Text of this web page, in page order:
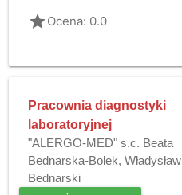
gradeOcena: 0.0
Pracownia diagnostyki
laboratoryjnej
"ALERGO-MED" s.c. Beata
Bednarska-Bolek, Władysław
Bednarski